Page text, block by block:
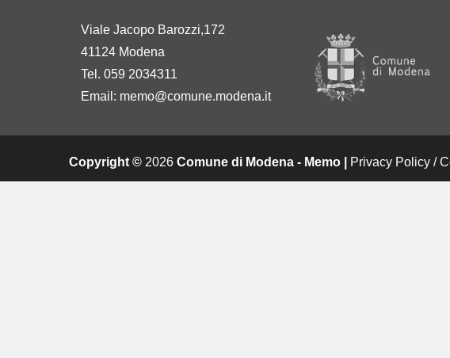
Viale Jacopo Barozzi,172
41124 Modena
Tel. 059 2034311
Email: memo@comune.modena.it
Copyright © 2026 Comune di Modena - Memo | Privacy Policy /